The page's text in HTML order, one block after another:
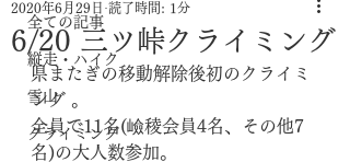
全ての記事
縦走・ハイク
雪山
クライミング
6/20 三ツ峠クライミング
2020年6月29日 読了時間: 1分
県またぎの移動解除後初のクライミ
ング 。
全員で11名(嶮稜会員4名、その他7
名)の大人数参加。